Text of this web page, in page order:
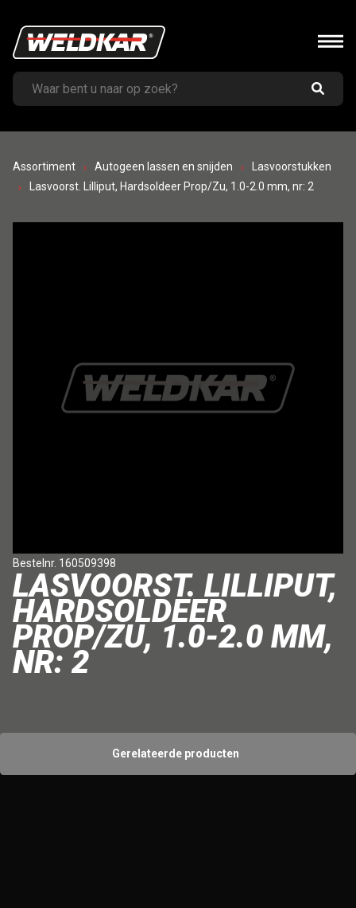
Assortiment Autogeen lassen en snijden
Lasvoorstukken
Lasvoorst. Lilliput, Hardsoldeer Prop/Zu, 1.0-2.0 mm, nr: 2
Bestelnr. 160509398
LASVOORST. LILLIPUT,
HARDSOLDEER
PROP/ZU, 1.0-2.0 MM,
NR: 2
Gerelateerde producten